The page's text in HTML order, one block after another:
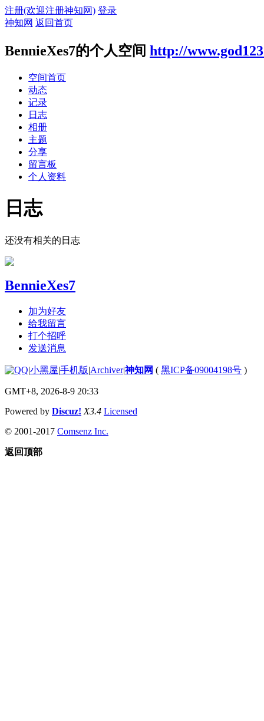
注册(欢迎注册神知网) 登录
神知网 返回首页
BennieXes7的个人空间 http://
空间首页
动态
记录
日志
相册
主题
分享
留言板
个人资料
日志
还没有相关的日志
BennieXes7
加为好友
给我留言
打个招呼
发送消息
|小黑屋|手机版|Archiver|神知网 ( 黑ICP备09004198号 )
GMT+8, 2026-8-9 20:33
Powered by Discuz! X3.4 Licensed
© 2001-2017 Comsenz Inc.
返回顶部